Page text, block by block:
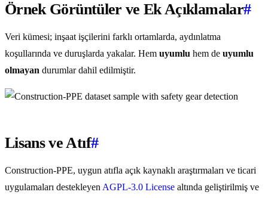
Örnek Görüntüler ve Ek Açıklamalar#
Veri kümesi; inşaat işçilerini farklı ortamlarda, aydınlatma
koşullarında ve duruşlarda yakalar. Hem uyumlu hem de uyumlu
olmayan durumlar dahil edilmiştir.
Lisans ve Atıf#
Construction-PPE, uygun atıfla açık kaynaklı araştırmaları ve ticari
uygulamaları destekleyen AGPL-3.0 License altında geliştirilmiş ve